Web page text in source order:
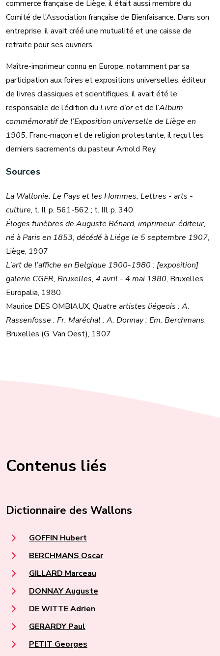
commerce française de Liège, il était aussi membre du
Comité de l’Association française de Bienfaisance. Dans son
entreprise, il avait créé une mutualité et une caisse de
retraite pour ses ouvriers.
Maître-imprimeur connu en Europe, notamment par sa
participation aux foires et expositions universelles, éditeur
de livres classiques et scientifiques, il avait été le
responsable de l’édition du Livre d’oret de l’Album
commémoratif de l’Exposition universelle de Liège en
1905. Franc-maçon et de religion protestante, il reçut les
derniers sacrements du pasteur Arnold Rey.
Sources
La Wallonie. Le Pays et les Hommes. Lettres - arts -
culture, t. II, p. 561-562 ; t. III, p. 340
Éloges funèbres de Auguste Bénard, imprimeur-éditeur,
né à Paris en 1853, décédé à Liége le 5 septembre 1907,
Liège, 1907
L’art de l’affiche en Belgique 1900-1980 : [exposition]
galerie CGER, Bruxelles, 4 avril - 4 mai 1980, Bruxelles,
Europalia, 1980
Maurice DES OMBIAUX, Quatre artistes liégeois : A.
Rassenfosse : Fr. Maréchal : A. Donnay : Em. Berchmans,
Bruxelles (G. Van Oest), 1907
Contenus liés
Dictionnaire des Wallons
GOFFIN Hubert
BERCHMANS Oscar
GILLARD Marceau
DONNAY Auguste
DE WITTE Adrien
GERARDY Paul
PETIT Georges